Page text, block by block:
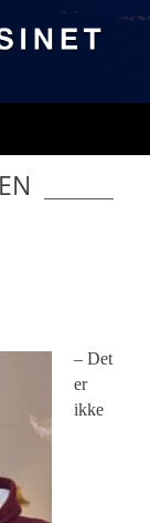
– Det
er
ikke